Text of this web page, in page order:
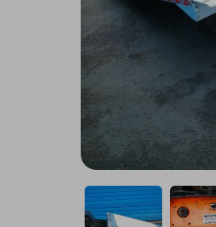
Remorque